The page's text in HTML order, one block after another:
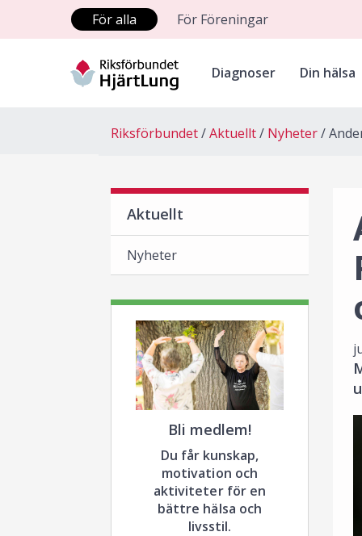
För alla För Föreningar
Diagnoser Din hälsa
Riksförbundet Aktuellt Nyheter
Aktuellt
Nyheter
Bli medlem!
Du får kunskap,
motivation och
aktiviteter för en
bättre hälsa och
livsstil.